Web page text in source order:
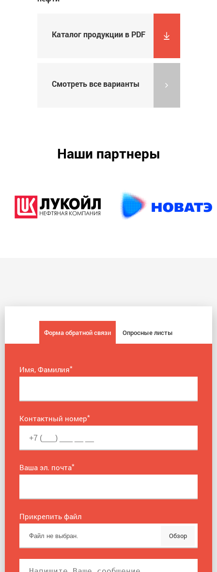
Каталог продукции в PDF
Смотреть все варианты
Наши партнеры
Форма обратной связи Опросные листы
Имя, Фамилия*
Контактный номер*
Ваша эл. почта*
Прикрепить файл
Обзор